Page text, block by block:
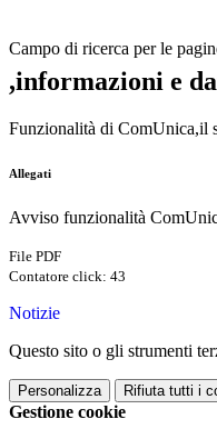
Campo di ricerca per le
,informazioni e
Funzionalità di ComUnica,il
Allegati
Avviso funzionalità
File PDF
Contatore click: 43
Notizie
Questo sito o gli strumenti
Personalizza Rifiuta tutti i
Gestione cookie